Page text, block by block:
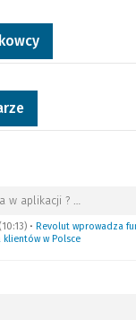
w aplikacji ? …
• Revolut wprowadza
w Polsce